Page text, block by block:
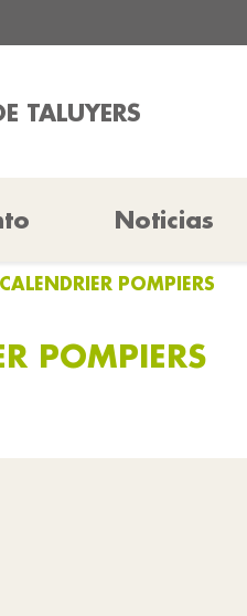
TALUYERS
Noticias
POMPIERS
POMPIERS